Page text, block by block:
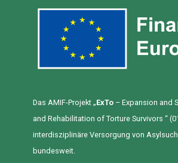
Das AMIF-Projekt „ExTo – Expansion and
and Rehabilitation of Torture Survivors “
interdisziplinäre Versorgung von
bundesweit.